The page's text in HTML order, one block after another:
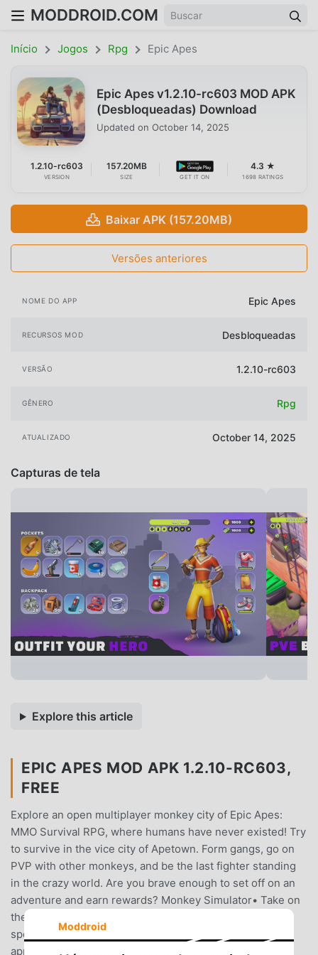
MODDROID.COM
Início Jogos Rpg Epic Apes
Epic Apes v1.2.10-rc603 MOD APK
(Desbloqueadas) Download
Updated on October 14, 2025
1.2.10-rc603
VERSION
157.20MB
SIZE GET IT ON
4.3 ★
1698 RATINGS
Baixar APK (157.20MB)
Versões anteriores
NOME DO APP Epic Apes
RECURSOS MOD Desbloqueadas
VERSÃO 1.2.10-rc603
GÊNERO Rpg
ATUALIZADO October 14, 2025
Capturas de tela
Explore this article
EPIC APES MOD APK 1.2.10-RC603,
FREE
Explore an open multiplayer monkey city of Epic Apes:
MMO Survival RPG, where humans have never existed! Try
to survive in the vice city of Apetown. Form gangs, go on
PVP with other monkeys, and be the last fighter standing
in the crazy world. Are you brave enough to set off on an
adventure and earn rewards? Monkey Simulator• Take on
the role of a civilized monkey.• In this open world, your
species is the pinnacle of evolution.• Customize your
appearance to stand out in a crazy multiplayer monkey
Moddroid